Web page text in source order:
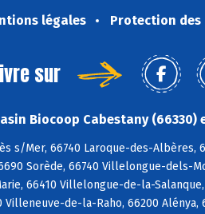
légales Protection des
sur
Biocoop Cabestany (66330)
s/Mer, 66740 Laroque-des-Albères,
Sorède, 66740 Villelongue-dels-
66410 Villelongue-de-la-
Villeneuve-de-la-Raho, 66200